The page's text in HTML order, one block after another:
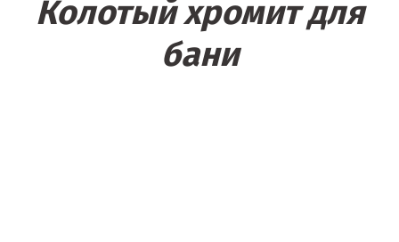
Колотый хромит для
бани